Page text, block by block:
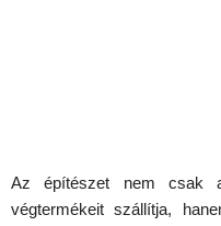
Az építészet nem csak
végtermékeit szállítja,